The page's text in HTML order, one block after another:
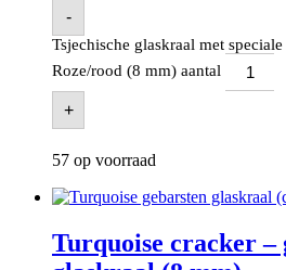
-
Tsjechische glaskraal met
Roze/rood (8 mm) aantal
+
57 op voorraad
Turquoise cracker –